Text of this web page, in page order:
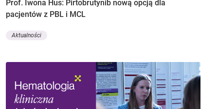
Prof. Iwona Hus: Pirtobrutynib nową opcją dla
pacjentów z PBL i MCL
Aktualności